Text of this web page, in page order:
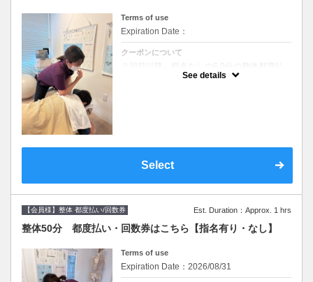
Terms of use
Expiration Date：
クーポンについて
２回目以降、指名なしの6 0分の整体都度払
い、回数券を選択の方はこちら
See details
Select
【会員様】整体 都度払い/回数券 Est. Duration：Approx. 1 hrs
整体50分 都度払い・回数券はこちら【指名有り・なし】
Terms of use
Expiration Date：2026/08/31